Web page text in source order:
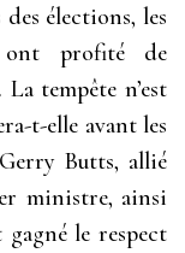
élections, les
ont profité de
La tempête n’est
t-elle avant les
Butts, allié
ministre, ainsi
le respect